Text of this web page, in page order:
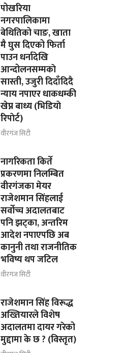
पोखरिया
नगरपालिकामा
बेथितिको चाङ, खाता
मै घुस दिएको फिर्ता
पाउन धर्नादेखि
आन्दोलनसम्मकाे
सास्ती, उजुरी दिदाँदिदै
न्याय नपाएर धाकधम्की
खेप्न बाध्य (भिडियाे
रिपाेर्ट)
वीरगंज सिटी
नागरिकता किर्ते
प्रकरणमा निलम्बित
वीरगंजका मेयर
राजेशमान सिंहलाई
सर्वोच्च अदालतबाट
पनि झट्का, अन्तरिम
आदेश नपाएपछि अब
कानुनी तथा राजनीतिक
भविष्य थप जटिल
वीरगंज सिटी
राजेशमान सिंह विरूद्ध
अख्तियारले विशेष
अदालतमा दायर गरेको
मुद्दामा के छ ? (विस्तृत)